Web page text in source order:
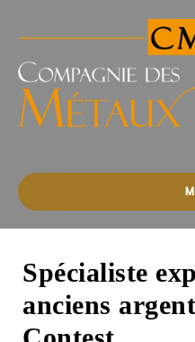
des
Précieux
l'Ouest
Spécialiste
anciens